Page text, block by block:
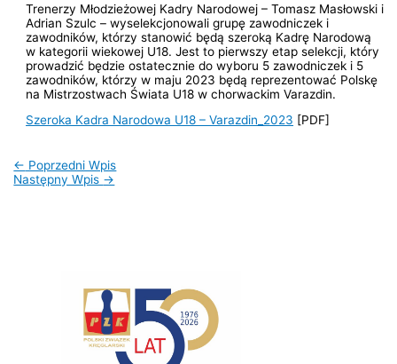
Trenerzy Młodzieżowej Kadry Narodowej – Tomasz Masłowski i
Adrian Szulc – wyselekcjonowali grupę zawodniczek i
zawodników, którzy stanowić będą szeroką Kadrę Narodową
w kategorii wiekowej U18. Jest to pierwszy etap selekcji, który
prowadzić będzie ostatecznie do wyboru 5 zawodniczek i 5
zawodników, którzy w maju 2023 będą reprezentować Polskę
na Mistrzostwach Świata U18 w chorwackim Varazdin.
Szeroka Kadra Narodowa U18 – Varazdin_2023 [PDF]
← Poprzedni Wpis
Następny Wpis →